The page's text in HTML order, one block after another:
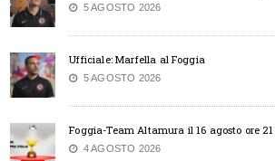
5 AGOSTO 2026
Ufficiale: Marfella al Foggia
5 AGOSTO 2026
Foggia-Team Altamura il 16 agosto ore 21
4 AGOSTO 2026